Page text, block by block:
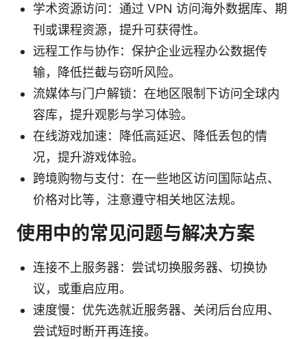
学术资源访问：通过 VPN 访问海外数据库、期
刊或课程资源，提升可获得性。
远程工作与协作：保护企业远程办公数据传
输，降低拦截与窃听风险。
流媒体与门户解锁：在地区限制下访问全球内
容库，提升观影与学习体验。
在线游戏加速：降低高延迟、降低丢包的情
况，提升游戏体验。
跨境购物与支付：在一些地区访问国际站点、
价格对比等，注意遵守相关地区法规。
使用中的常见问题与解决方案
连接不上服务器：尝试切换服务器、切换协
议，或重启应用。
速度慢：优先选就近服务器、关闭后台应用、
尝试短时断开再连接。